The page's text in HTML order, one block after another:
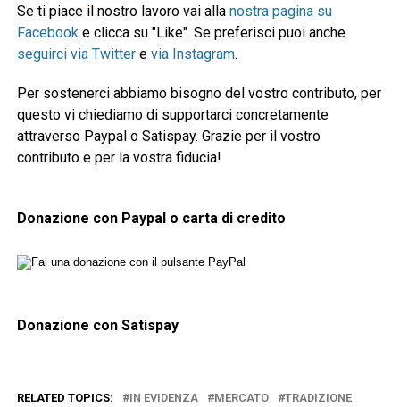
Se ti piace il nostro lavoro vai alla nostra pagina su
Facebook e clicca su "Like". Se preferisci puoi anche
seguirci via Twittere via Instagram.
Per sostenerci abbiamo bisogno del vostro contributo, per
questo vi chiediamo di supportarci concretamente
attraverso Paypal o Satispay. Grazie per il vostro
contributo e per la vostra fiducia!
Donazione con Paypal o carta di credito
Donazione con Satispay
RELATED TOPICS: IN EVIDENZA MERCATO
TRADIZIONE